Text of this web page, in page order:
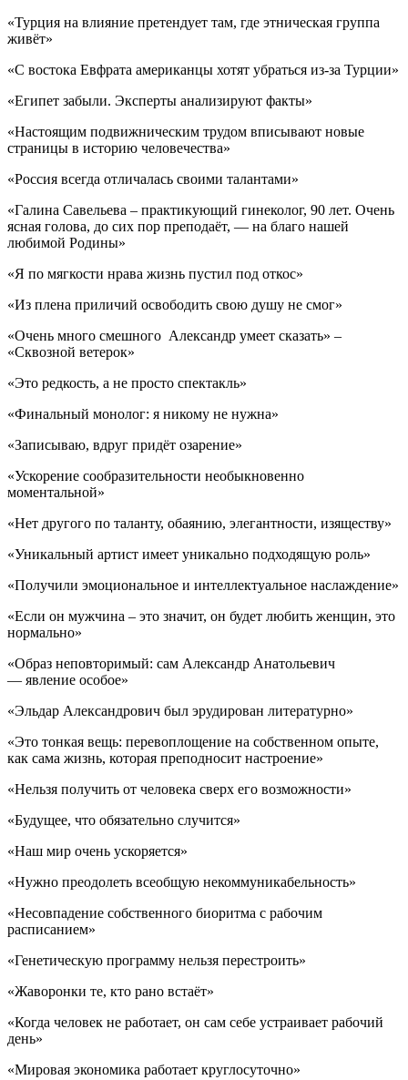
«Турция на влияние претендует там, где этническая группа
живёт»
«С востока Евфрата американцы хотят убраться из-за Турции»
«Египет забыли. Эксперты анализируют факты»
«Настоящим подвижническим трудом вписывают новые
страницы в историю человечества»
«Россия всегда отличалась своими талантами»
«Галина Савельева – практикующий гинеколог, 90 лет. Очень
ясная голова, до сих пор преподаёт, — на благо нашей
любимой Родины»
«Я по мягкости нрава жизнь пустил под откос»
«Из плена приличий освободить свою душу не смог»
«Очень много смешного Александр умеет сказать» –
«Сквозной ветерок»
«Это редкость, а не просто спектакль»
«Финальный монолог: я никому не нужна»
«Записываю, вдруг придёт озарение»
«Ускорение сообразительности необыкновенно
моментальной»
«Нет другого по таланту, обаянию, элегантности, изяществу»
«Уникальный артист имеет уникально подходящую роль»
«Получили эмоциональное и интеллектуальное наслаждение»
«Если он мужчина – это значит, он будет любить женщин, это
нормально»
«Образ неповторимый: сам Александр Анатольевич
— явление особое»
«Эльдар Александрович был эрудирован литературно»
«Это тонкая вещь: перевоплощение на собственном опыте,
как сама жизнь, которая преподносит настроение»
«Нельзя получить от человека сверх его возможности»
«Будущее, что обязательно случится»
«Наш мир очень ускоряется»
«Нужно преодолеть всеобщую некоммуникабельность»
«Несовпадение собственного биоритма с рабочим
расписанием»
«Генетическую программу нельзя перестроить»
«Жаворонки те, кто рано встаёт»
«Когда человек не работает, он сам себе устраивает рабочий
день»
«Мировая экономика работает круглосуточно»